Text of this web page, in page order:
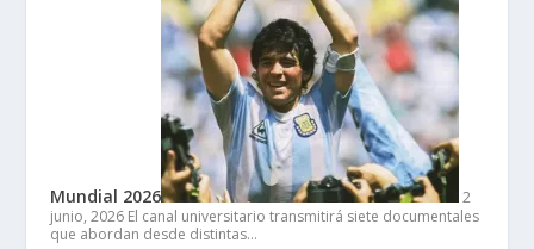
Mundial 2026
2
junio, 2026 El canal universitario transmitirá siete documentales
que abordan desde distintas…